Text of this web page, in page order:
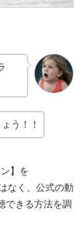
う！！
】を
なく、公式の動
できる方法を調